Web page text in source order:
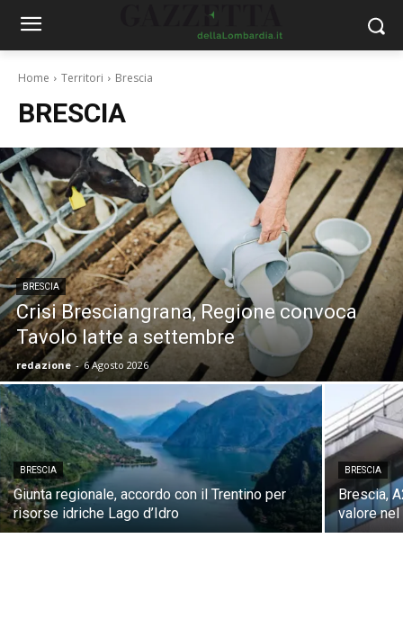
Home Territori Brescia
BRESCIA
BRESCIA
Crisi Bresciangrana, Regione convoca
Tavolo latte a settembre
redazione - 6 Agosto 2026
BRESCIA
Giunta regionale, accordo con il Trentino per
risorse idriche Lago d’Idro
BRESCIA
Brescia,
valore